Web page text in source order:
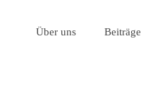
Über uns Beiträge